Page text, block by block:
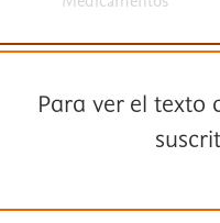
Términos y condiciones
Para ver el texto